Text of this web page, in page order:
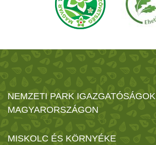
NEMZETI PARK IGAZGATÓSÁGOK
MAGYARORSZÁGON
MISKOLC ÉS KÖRNYÉKE